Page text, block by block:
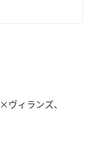
×ヴィランズ、